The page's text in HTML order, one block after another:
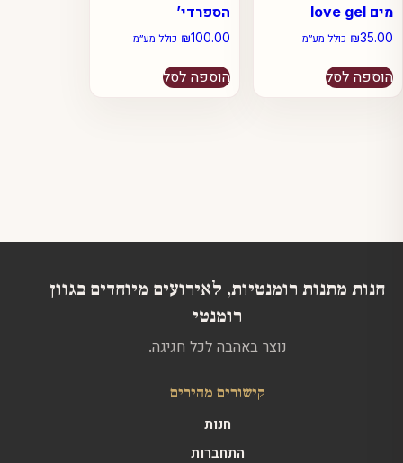
הספרדי’
₪100.00 כולל מע״מ
הוספה לסל
מים love gel
₪35.00 כולל מע״מ
הוספה לסל
חנות מתנות רומנטיות, לאירועים מיוחדים בגוון
רומנטי
נוצר באהבה לכל חגיגה.
קישורים מהירים
חנות
התחברות